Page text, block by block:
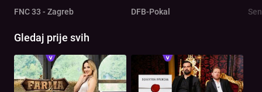
FNC 33 - Zagreb DFB-Pokal
Gledaj prije svih